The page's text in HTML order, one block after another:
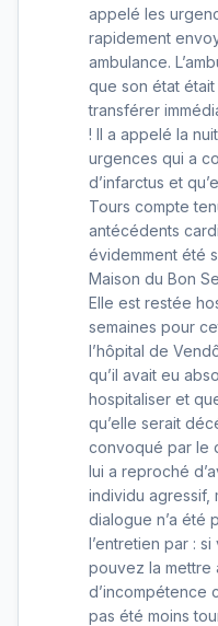
appelé les
rapidement
ambulance.
que son état était
transférer
! Il a appelé la
urgences qui a
d’infarctus et
Tours compte
antécédents
évidemment été
Maison du Bon
Elle est restée
semaines pour
l’hôpital de
qu’il avait eu
hospitaliser et
qu’elle serait
convoqué par le
lui a reproché
individu agressif,
dialogue n’a été
l’entretien par :
pouvez la mettre
d’incompétence
pas été moins